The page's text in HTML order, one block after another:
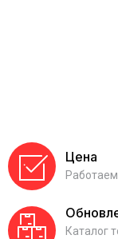
Цена
Каталог